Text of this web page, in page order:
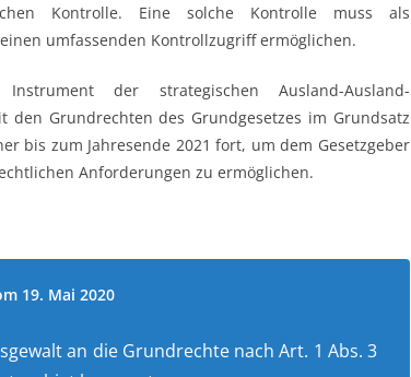
Kontrolle. Eine solche Kontrolle muss als
umfassenden Kontrollzugriff ermöglichen.
der strategischen Ausland-Ausland-
den Grundrechten des Grundgesetzes im Grundsatz
bis zum Jahresende 2021 fort, um dem Gesetzgeber
Anforderungen zu ermöglichen.
19. Mai 2020
an die Grundrechte nach Art. 1 Abs. 3